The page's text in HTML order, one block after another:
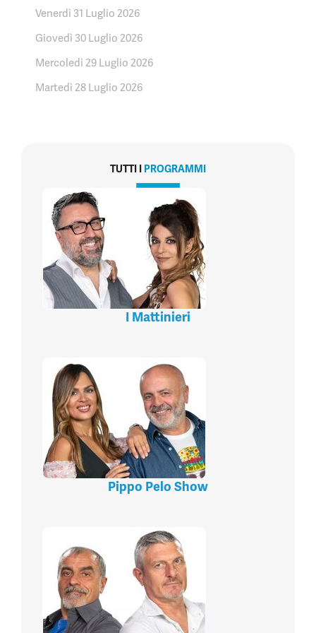
Venerdì 31 Luglio 2026
Giovedì 30 Luglio 2026
Mercoledì 29 Luglio 2026
Martedì 28 Luglio 2026
TUTTI I PROGRAMMI
I Mattinieri
Pippo Pelo Show